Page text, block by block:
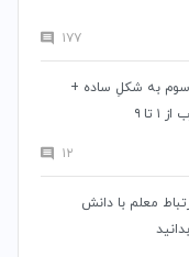
۱۷۷
به شکلِ ساده +
۹
۱۲
معلم با دانش